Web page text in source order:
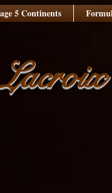
5 Continents